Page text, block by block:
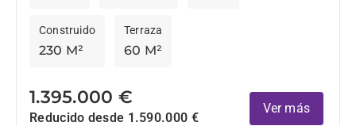
230 M²
Construido
60 M²
Terraza
1.395.000 €
Reducido desde 1.590.000 €
Ver más